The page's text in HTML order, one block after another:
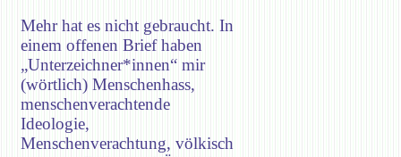
Mehr hat es nicht gebraucht. In
einem offenen Brief haben
„Unterzeichner*innen“ mir
(wörtlich) Menschenhass,
menschenverachtende
Ideologie,
Menschenverachtung, völkisch